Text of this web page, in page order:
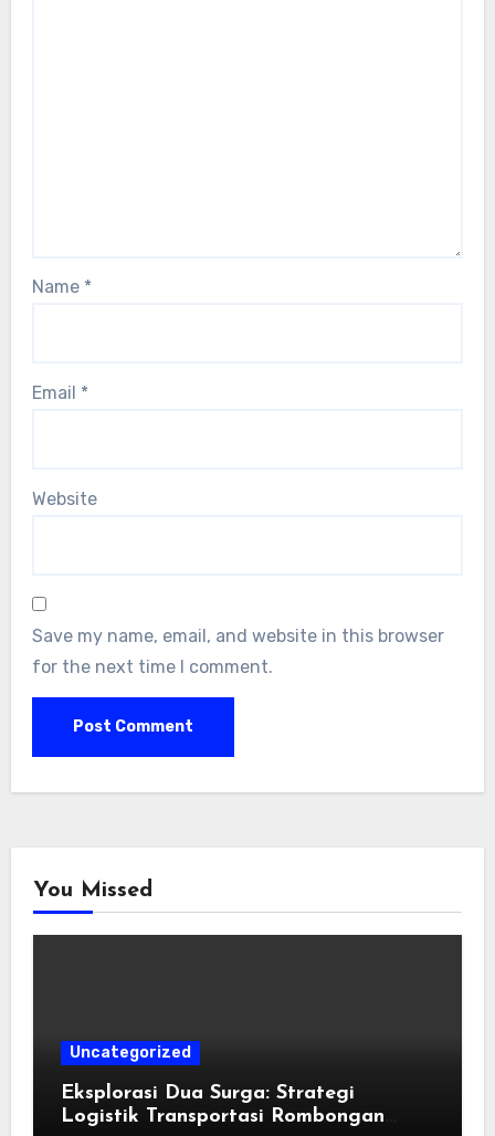
Name *
Email *
Website
Save my name, email, and website in this browser
for the next time I comment.
You Missed
Uncategorized
Eksplorasi Dua Surga: Strategi
Logistik Transportasi Rombongan